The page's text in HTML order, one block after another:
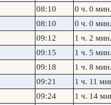
08:10
0 ч. 0 мин.
08:10
0 ч. 0 мин.
09:12
1 ч. 2 мин.
09:15
1 ч. 5 мин.
09:18
1 ч. 8 мин.
09:21
1 ч. 11
09:24
1 ч. 14